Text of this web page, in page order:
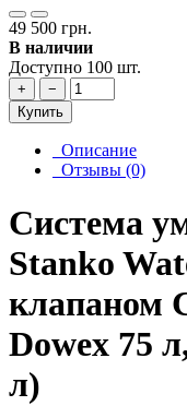
49 500 грн.
В наличии
Доступно 100 шт.
+
−
Купить
Описание
Отзывы (0)
Система
Stanko
клапаном
Dowex 75
л)